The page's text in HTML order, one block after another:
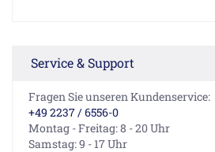
Service & Support
Fragen Sie unseren Kundenservice:
+49 2237 / 6556-0
Montag - Freitag: 8 - 20 Uhr
Samstag: 9 - 17 Uhr